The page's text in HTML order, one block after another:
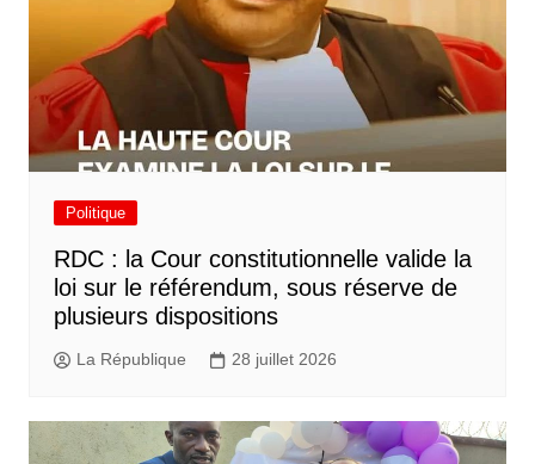
Politique
RDC : la Cour constitutionnelle valide la
loi sur le référendum, sous réserve de
plusieurs dispositions
La République 28 juillet 2026